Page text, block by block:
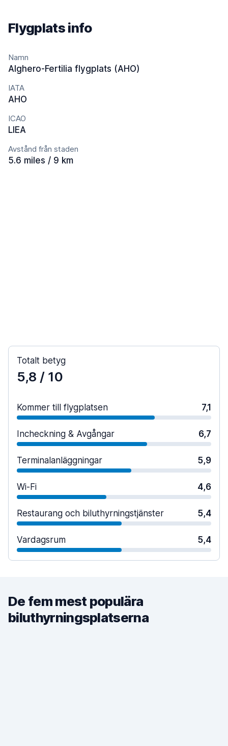
Flygplats info
Namn
Alghero-Fertilia flygplats (AHO)
IATA
AHO
ICAO
LIEA
Avstånd från staden
5.6 miles / 9 km
Totalt betyg
5,8 / 10
Kommer till flygplatsen 7,1
Incheckning & Avgångar 6,7
Terminalanläggningar 5,9
Wi-Fi 4,6
Restaurang och biluthyrningstjänster 5,4
Vardagsrum 5,4
De fem mest populära
biluthyrningsplatserna